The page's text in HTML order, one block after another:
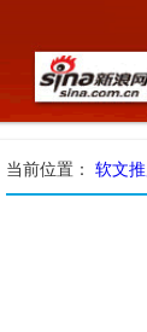
当前位置： 软文